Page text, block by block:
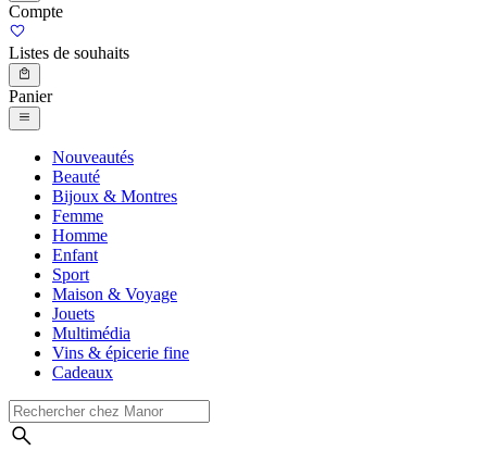
Compte
Listes de souhaits
Panier
Nouveautés
Beauté
Bijoux & Montres
Femme
Homme
Enfant
Sport
Maison & Voyage
Jouets
Multimédia
Vins & épicerie fine
Cadeaux